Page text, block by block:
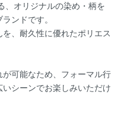
、オリジナルの染め・柄を
ンドです。
、耐久性に優れたポリエス
可能なため、フォーマル行
シーンでお楽しみいただけ